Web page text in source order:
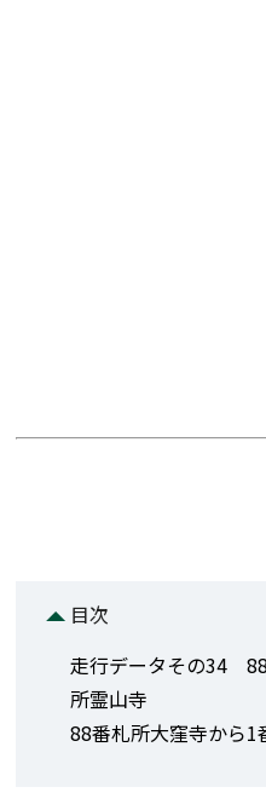
目次
走行データその34
所霊山寺
88番札所大窪寺から1